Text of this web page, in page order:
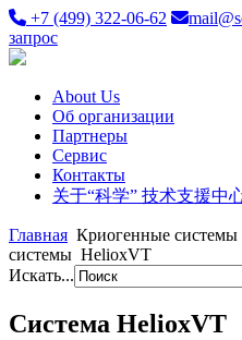
+7 (499) 322-06-62
запрос
About Us
Об организации
Партнеры
Сервис
Контакты
关于“科学” 技术支援中
Главная Криогенные системы
системы HelioxVT
Искать...
Система HelioxVT